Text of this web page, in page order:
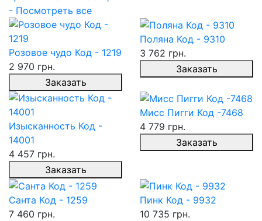
- Посмотреть все
Розовое чудо Код - 1219
2 970 грн.
Заказать
Поляна Код - 9310
3 762 грн.
Заказать
Изысканность Код -
14001
4 457 грн.
Заказать
Мисс Пигги Код -7468
4 779 грн.
Заказать
Санта Код - 1259
7 460 грн.
Пинк Код - 9932
10 735 грн.